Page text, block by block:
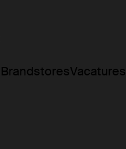
BrandstoresVacatures